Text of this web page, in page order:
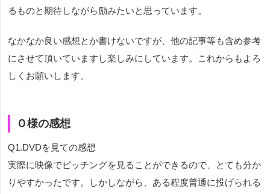
るものと期待しながら励みたいと思っています。
なかなか良い感想とか書けないですが、他の記事等も含め参考
にさせて頂いていますし楽しみにしています。これからもよろ
しくお願いします。
Ｏ様の感想
Q1.DVDを見ての感想
実際に映像でピッチングを見ることができるので、とても分か
りやすかったです。しかしながら、ある程度普通に投げられる